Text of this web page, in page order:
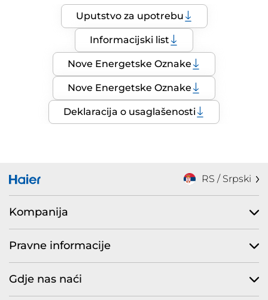
Uputstvo za upotrebu
Informacijski list
Nove Energetske Oznake
Nove Energetske Oznake
Deklaracija o usaglašenosti
RS / Srpski
Kompanija
Pravne informacije
Gdje nas naći